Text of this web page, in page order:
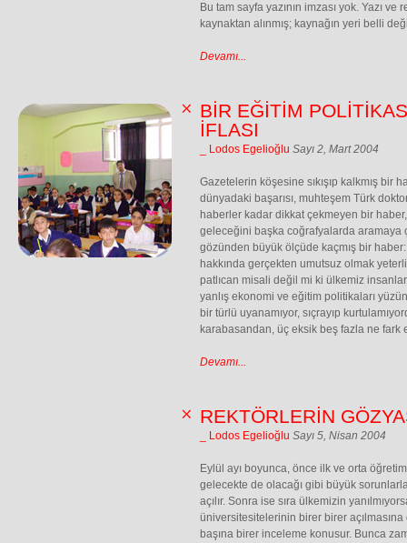
Bu tam sayfa yazının imzası yok. Yazı
kaynaktan alınmış; kaynağın yeri belli
Devamı...
BİR EĞİTİM
İFLASI
_ Lodos Egelioğlu Sayı 2, Mart 2004
Gazetelerin köşesine sıkışıp kalkmış bir
dünyadaki başarısı, muhteşem Türk
haberler kadar dikkat çekmeyen bir
geleceğini başka coğrafyalarda aramaya
gözünden büyük ölçüde kaçmış bir
hakkında gerçekten umutsuz olmak
patlıcan misali değil mi ki ülkemiz
yanlış ekonomi ve eğitim politikaları
bir türlü uyanamıyor, sıçrayıp
karabasandan, üç eksik beş fazla ne fark
Devamı...
REKTÖRLERİN
_ Lodos Egelioğlu Sayı 5, Nisan 2004
Eylül ayı boyunca, önce ilk ve orta
gelecekte de olacağı gibi büyük
açılır. Sonra ise sıra ülkemizin
üniversitesitelerinin birer birer açılmasına
başına birer inceleme konusur. Bunca